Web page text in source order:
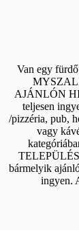
Van egy
AJÁNLÓN
teljesen
/pizzéria, pub,
vagy
bármelyik
ingyen.